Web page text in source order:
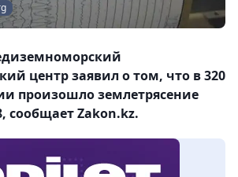
центр заявил о том, что в 320
произошло землетрясение
сообщает Zakon.kz.